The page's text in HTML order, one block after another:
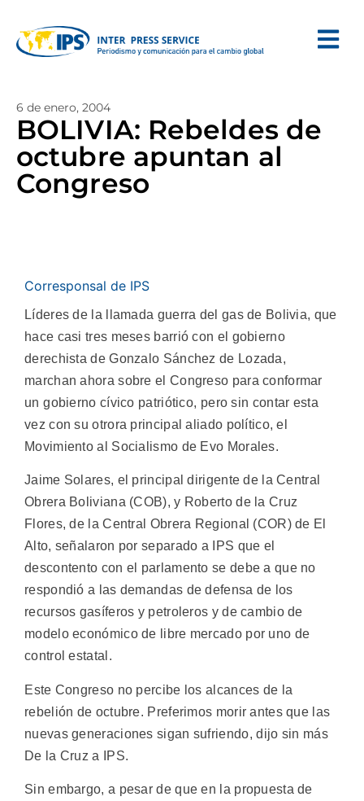
6 de enero, 2004
BOLIVIA: Rebeldes de
octubre apuntan al
Congreso
Corresponsal de IPS
Líderes de la llamada guerra del gas de Bolivia, que
hace casi tres meses barrió con el gobierno
derechista de Gonzalo Sánchez de Lozada,
marchan ahora sobre el Congreso para conformar
un gobierno cívico patriótico, pero sin contar esta
vez con su otrora principal aliado político, el
Movimiento al Socialismo de Evo Morales.
Jaime Solares, el principal dirigente de la Central
Obrera Boliviana (COB), y Roberto de la Cruz
Flores, de la Central Obrera Regional (COR) de El
Alto, señalaron por separado a IPS que el
descontento con el parlamento se debe a que no
respondió a las demandas de defensa de los
recursos gasíferos y petroleros y de cambio de
modelo económico de libre mercado por uno de
control estatal.
Este Congreso no percibe los alcances de la
rebelión de octubre. Preferimos morir antes que las
nuevas generaciones sigan sufriendo, dijo sin más
De la Cruz a IPS.
Sin embargo, a pesar de que en la propuesta de